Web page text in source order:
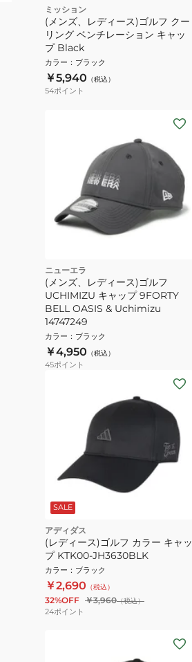
ミッション
(メンズ、レディース)ゴルフ クー
リング ベンチレーション キャッ
プ Black
カラー ： ブラック
￥5,940 （税込）
54ポイント
ニューエラ
(メンズ、レディース)ゴルフ
UCHIMIZU キャップ 9FORTY
BELL OASIS & Uchimizu
14747249
カラー ： ブラック
￥4,950 （税込）
45ポイント
SALE
アディダス
(レディース)ゴルフ カラー キャッ
プ KTK00-JH3630BLK
カラー ： ブラック
￥2,690 （税込）
32%OFF ￥3,960（税込）
24ポイント